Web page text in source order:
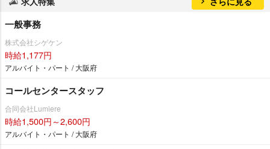
一般事務
株式会社シゲケン
時給1,177円
アルバイト・パート / 大阪府
コールセンタースタッフ
合同会社Lumiere
時給1,500円～2,600円
アルバイト・パート / 大阪府